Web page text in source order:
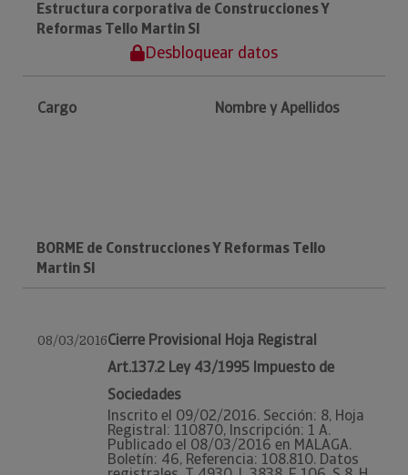
Estructura corporativa de Construcciones Y
Reformas Tello Martin Sl
Desbloquear datos
Cargo Nombre y Apellidos
BORME de Construcciones Y Reformas Tello
Martin Sl
08/03/2016Cierre Provisional Hoja Registral
Art.137.2 Ley 43/1995 Impuesto de
Sociedades
Inscrito el 09/02/2016. Sección: 8, Hoja
Registral: 110870, Inscripción: 1 A.
Publicado el 08/03/2016 en MALAGA.
Boletín: 46, Referencia: 108.810. Datos